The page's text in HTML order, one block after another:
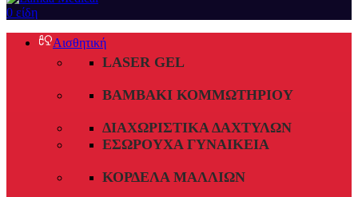
0 είδη
Αισθητική
LASER GEL
ΒΑΜΒΆΚΙ ΚΟΜΜΩΤΗΡΊΟΥ
ΔΙΑΧΩΡΙΣΤΙΚΆ ΔΑΧΤΎΛΩΝ
ΕΣΏΡΟΥΧΑ ΓΥΝΑΙΚΕΊΑ
ΚΟΡΔΈΛΑ ΜΑΛΛΙΏΝ